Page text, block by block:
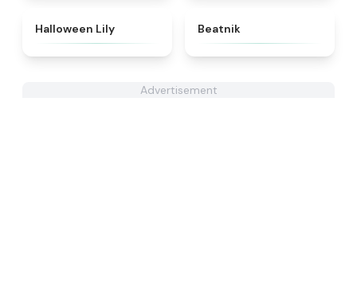
Halloween Lily Beatnik
Advertisement